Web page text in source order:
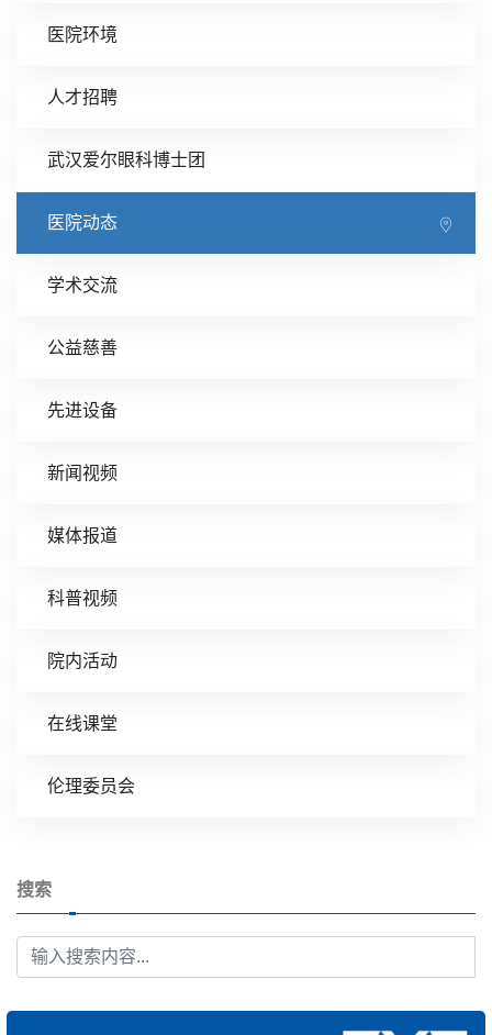
医院环境
人才招聘
武汉爱尔眼科博士团
医院动态
学术交流
公益慈善
先进设备
新闻视频
媒体报道
科普视频
院内活动
在线课堂
伦理委员会
搜索